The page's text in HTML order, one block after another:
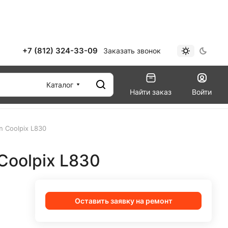
+7 (812) 324-33-09 Заказать звонок
Каталог
Найти заказ
Войти
Coolpix L830
L830
Оставить заявку на ремонт